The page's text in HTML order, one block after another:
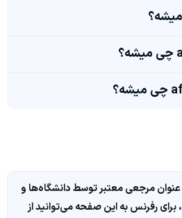
مرجعی معتبر توسط دانشگاه‌ها و
رفرنس به این صفحه می‌توانید از